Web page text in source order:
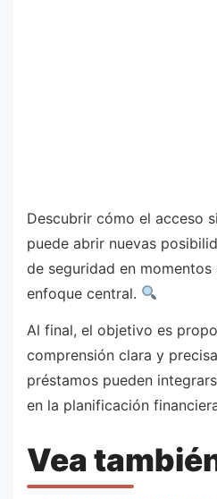
Descubrir cómo el acceso
puede abrir nuevas
de seguridad en momentos
enfoque central.
Al final, el objetivo es
comprensión clara y
préstamos pueden
en la planificación
Vea